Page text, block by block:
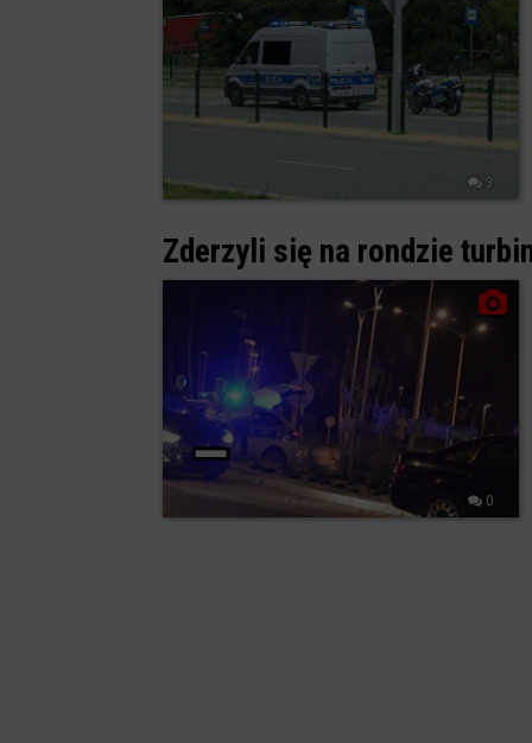
3
Zderzyli się na rondzie
0